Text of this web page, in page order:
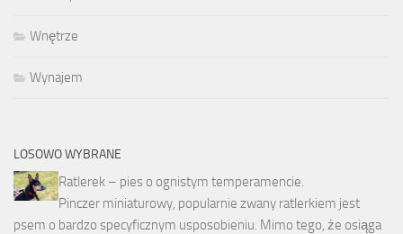
Wnętrze
Wynajem
LOSOWO WYBRANE
Ratlerek – pies o ognistym temperamencie.
Pinczer miniaturowy, popularnie zwany ratlerkiem jest
psem o bardzo specyficznym usposobieniu. Mimo tego, że osiąga